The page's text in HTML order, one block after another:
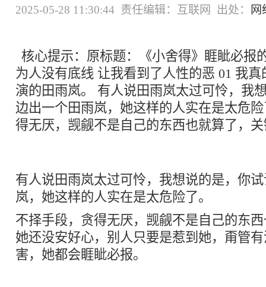
2025-05-28 11:30:44 责任编辑：互联网 出处： 网
核心提示：原标题：《小舍得》睚眦必报
为人没有底线 让我看到了人性的恶 01 我
演的田雨岚。 有人说田雨岚太过可怜，我
边出一个田雨岚，她这样的人实在是太危
得无厌，觊觎不是自己的东西也就算了，
有人说田雨岚太过可怜，我想说的是，你
岚，她这样的人实在是太危险了。
不择手段，贪得无厌，觊觎不是自己的东
她还没安好心，别人只要是惹到她，甭管
害，她都会睚眦必报。